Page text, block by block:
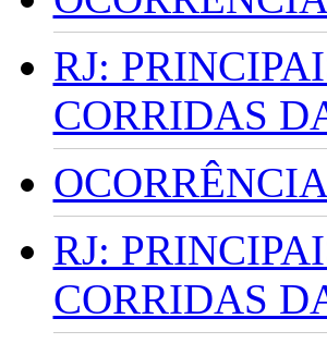
RJ:
CORRIDAS
RJ:
CORRIDAS